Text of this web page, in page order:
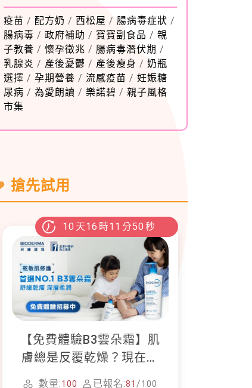
疫苗 / 配方奶 / 西松屋 / 腸病毒症狀 /
腸病毒 / 政府補助 / 寶寶副食品 / 親
子教養 / 懷孕徵兆 / 腸病毒潛伏期 /
乳腺炎 / 產後憂鬱 / 產後瘦身 / 奶瓶
選擇 / 孕期營養 / 流感疫苗 / 妊娠糖
尿病 / 為愛朗讀 / 樂諾碧 / 親子風格
市集
搶先試用
10 天16 時11 分48 秒
【免費體驗B3雲朵霜】肌
膚總是反覆乾燥？現在就
加入貝膚黛瑪修護體驗計
數量:100 已報名:81 /100